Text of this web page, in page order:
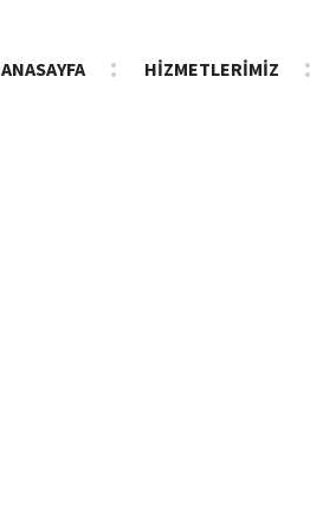
ANASAYFA HİZMETLERİMİZ